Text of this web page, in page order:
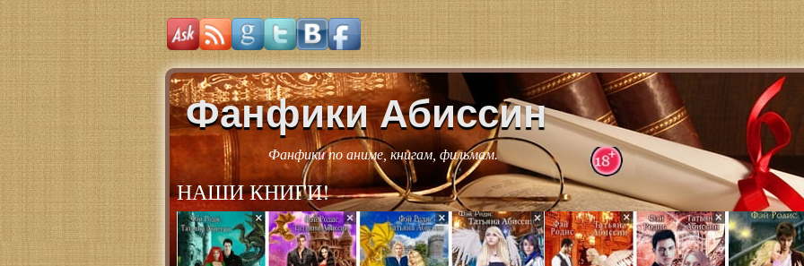
Фанфики Абиссин
Фанфики по аниме, книгам, фильмам.
НАШИ КНИГИ!